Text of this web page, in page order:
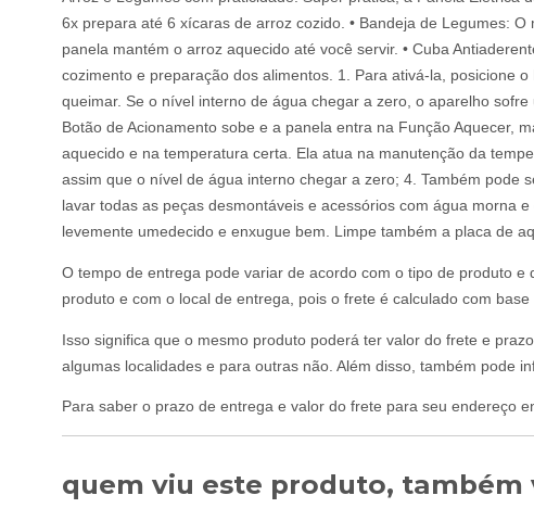
6x prepara até 6 xícaras de arroz cozido. • Bandeja de Legumes:
panela mantém o arroz aquecido até você servir. • Cuba
cozimento e preparação dos alimentos. 1. Para ativá-la, posicione
queimar. Se o nível interno de água chegar a zero, o aparelho
Botão de Acionamento sobe e a panela entra na Função Aquecer,
aquecido e na temperatura certa. Ela atua na manutenção da
assim que o nível de água interno chegar a zero; 4. Também pode
lavar todas as peças desmontáveis e acessórios com água morna
levemente umedecido e enxugue bem. Limpe também a placa de
O tempo de entrega pode variar de acordo com o tipo de produto
produto e com o local de entrega, pois o frete é calculado com
Isso significa que o mesmo produto poderá ter valor do frete e
algumas localidades e para outras não. Além disso, também pode
Para saber o prazo de entrega e valor do frete para seu endereço
quem viu este produto, também